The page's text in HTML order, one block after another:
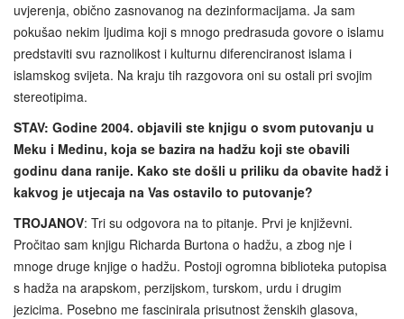
uvjerenja, obično zasnovanog na dezinformacijama. Ja sam
pokušao nekim ljudima koji s mnogo predrasuda govore o islamu
predstaviti svu raznolikost i kulturnu diferenciranost islama i
islamskog svijeta. Na kraju tih razgovora oni su ostali pri svojim
stereotipima.
STAV: Godine 2004. objavili ste knjigu o svom putovanju u
Meku i Medinu, koja se bazira na hadžu koji ste obavili
godinu dana ranije. Kako ste došli u priliku da obavite hadž i
kakvog je utjecaja na Vas ostavilo to putovanje?
TROJANOV: Tri su odgovora na to pitanje. Prvi je književni.
Pročitao sam knjigu Richarda Burtona o hadžu, a zbog nje i
mnoge druge knjige o hadžu. Postoji ogromna biblioteka putopisa
s hadža na arapskom, perzijskom, turskom, urdu i drugim
jezicima. Posebno me fascinirala prisutnost ženskih glasova,